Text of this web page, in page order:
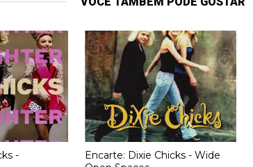
-
Encarte: Dixie Chicks - Wide